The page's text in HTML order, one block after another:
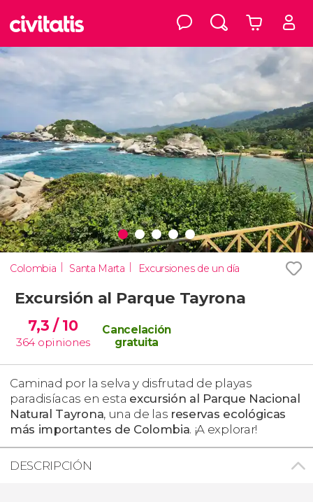
Colombia Santa Marta Excursiones de un día
Excursión al Parque Tayrona
7,3/ 10
364 opiniones
Cancelación
gratuita
Caminad por la selva y disfrutad de playas
paradisíacas en esta excursión al Parque Nacional
Natural Tayrona, una de las reservas ecológicas
más importantes de Colombia. ¡A explorar!
DESCRIPCIÓN